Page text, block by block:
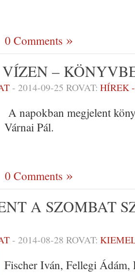
0 Comments
–
- 2014-09-25 ROVAT: HÍREK
A napokban megjelent
Várnai Pál.
0 Comments
A SZOMBAT
- 2014-08-28 ROVAT:
Fischer Iván, Fellegi